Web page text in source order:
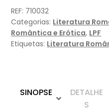
REF: 710032
Categorias: Literatura
Romântica e Erótica, LPF
Etiquetas: Literatura
SINOPSE
DETALHE
S